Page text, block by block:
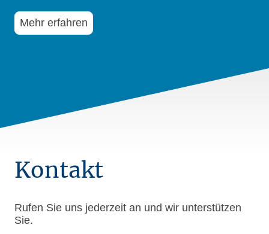
Mehr erfahren
Kontakt
Rufen Sie uns jederzeit an und wir unterstützen
Sie.